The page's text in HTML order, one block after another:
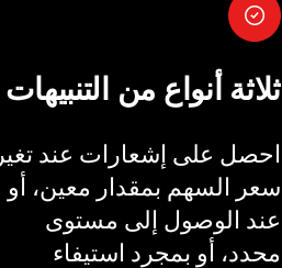
ثلاثة أنواع من التنبيهات
احصل على إشعارات عند تغير
سعر السهم بمقدار معين، أو
عند الوصول إلى مستوى
محدد، أو بمجرد استيفاء